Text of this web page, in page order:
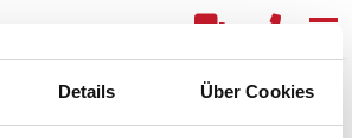
Details Über Cookies
Raster